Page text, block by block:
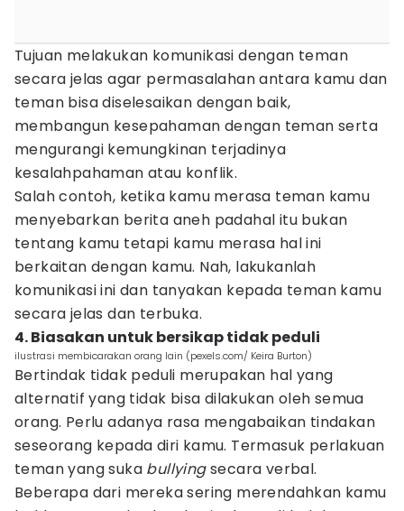
Tujuan melakukan komunikasi dengan teman
secara jelas agar permasalahan antara kamu dan
teman bisa diselesaikan dengan baik,
membangun kesepahaman dengan teman serta
mengurangi kemungkinan terjadinya
kesalahpahaman atau konflik.
Salah contoh, ketika kamu merasa teman kamu
menyebarkan berita aneh padahal itu bukan
tentang kamu tetapi kamu merasa hal ini
berkaitan dengan kamu. Nah, lakukanlah
komunikasi ini dan tanyakan kepada teman kamu
secara jelas dan terbuka.
4. Biasakan untuk bersikap tidak peduli
ilustrasi membicarakan orang lain (pexels.com/ Keira Burton)
Bertindak tidak peduli merupakan hal yang
alternatif yang tidak bisa dilakukan oleh semua
orang. Perlu adanya rasa mengabaikan tindakan
seseorang kepada diri kamu. Termasuk perlakuan
teman yang suka bullyingsecara verbal.
Beberapa dari mereka sering merendahkan kamu